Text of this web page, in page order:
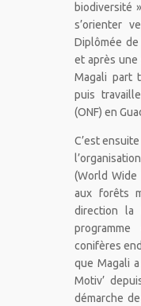
biodiversité
s’orienter
Diplômée de
et après une
Magali part
puis
(ONF) en
C’est
(World Wide
aux forêts
direction la
conifères
que Magali
Motiv’
démarche